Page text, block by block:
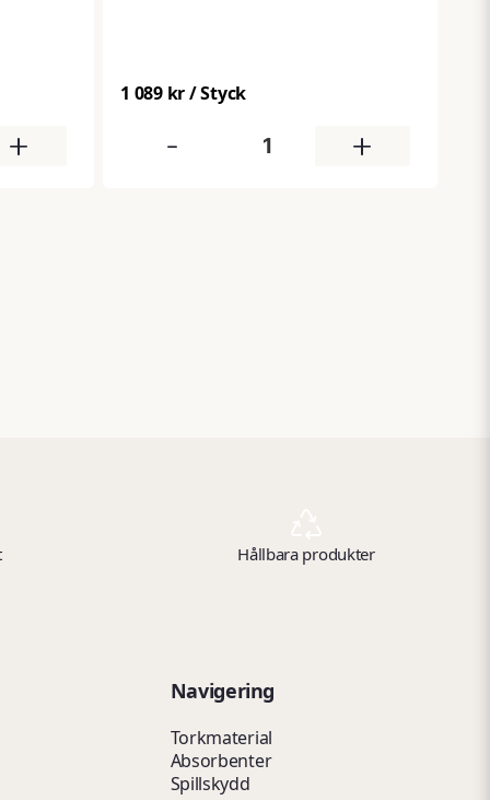
+
riskfyllda arbetsmiljöer. Filtren levereras
utrusta flera maskar eller ha reservfilter
1 089 kr/ Styck
- +
Hållbara produkter
Navigering
Torkmaterial
Absorbenter
Spillskydd